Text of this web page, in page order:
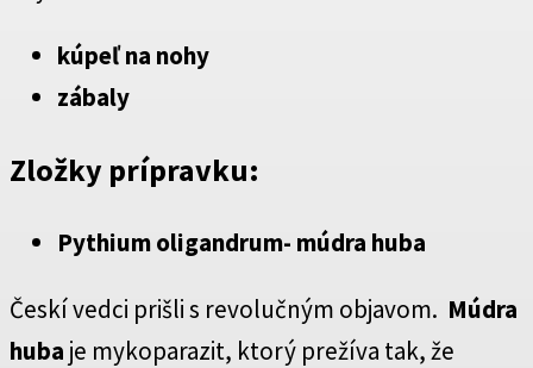
kúpeľ na nohy
zábaly
Zložky prípravku:
Pythium oligandrum- múdra huba
Českí vedci prišli s revolučným objavom. Múdra
huba je mykoparazit, ktorý prežíva tak, že